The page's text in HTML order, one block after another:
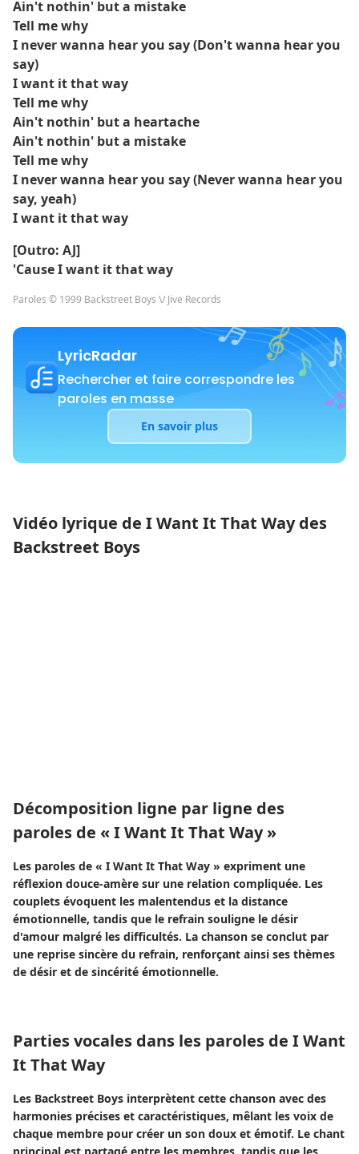
Ain't nothin' but a mistake
Tell me why
I never wanna hear you say (Don't wanna hear you
say)
I want it that way
Tell me why
Ain't nothin' but a heartache
Ain't nothin' but a mistake
Tell me why
I never wanna hear you say (Never wanna hear you
say, yeah)
I want it that way
[Outro: AJ]
'Cause I want it that way
Paroles © 1999 Backstreet Boys \/ Jive Records
LyricRadar
Rechercher et faire correspondre les
paroles en masse
En savoir plus
Vidéo lyrique de I Want It That Way des
Backstreet Boys
Décomposition ligne par ligne des
paroles de « I Want It That Way »
Les paroles de « I Want It That Way » expriment une
réflexion douce-amère sur une relation compliquée. Les
couplets évoquent les malentendus et la distance
émotionnelle, tandis que le refrain souligne le désir
d'amour malgré les difficultés. La chanson se conclut par
une reprise sincère du refrain, renforçant ainsi ses thèmes
de désir et de sincérité émotionnelle.
Parties vocales dans les paroles de I Want
It That Way
Les Backstreet Boys interprètent cette chanson avec des
harmonies précises et caractéristiques, mêlant les voix de
chaque membre pour créer un son doux et émotif. Le chant